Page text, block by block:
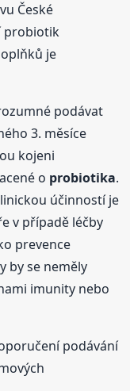
České
probiotik
je
podávat
3. měsíce
kojeni
o probiotika.
účinností je
v případě léčby
prevence
by se neměly
imunity nebo
podávání